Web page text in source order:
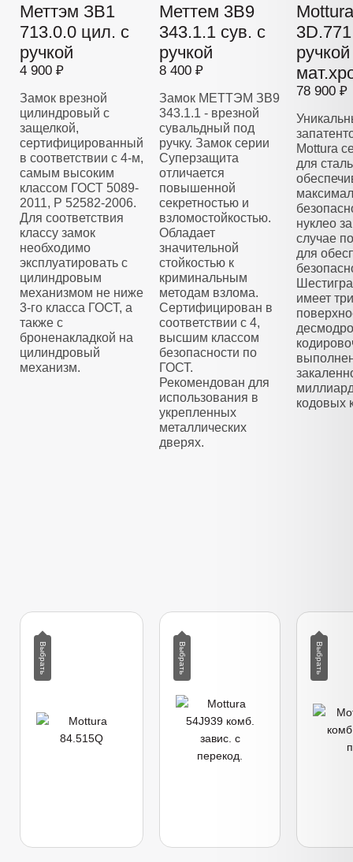
Меттэм ЗВ1
713.0.0 цил. с
ручкой
4 900 ₽
Замок врезной
цилиндровый с
защелкой,
сертифицированный
в соответствии с 4-м,
самым высоким
классом ГОСТ 5089-
2011, Р 52582-2006.
Для соответствия
классу замок
необходимо
эксплуатировать с
цилиндровым
механизмом не ниже
3-го класса ГОСТ, а
также с
броненакладкой на
цилиндровый
механизм.
Меттем 3В9
343.1.1 сув. с
ручкой
8 400 ₽
Замок МЕТТЭМ ЗВ9
343.1.1 - врезной
сувальдный под
ручку. Замок серии
Суперзащита
отличается
повышенной
секретностью и
взломостойкостью.
Обладает
значительной
стойкостью к
криминальным
методам взлома.
Сертифицирован в
соответствии с 4,
высшим классом
безопасности по
ГОСТ.
Рекомендован для
использования в
укрепленных
металлических
дверях.
78 900 ₽
Mottura
для
нуклео
случае
для
имеет
кодовых